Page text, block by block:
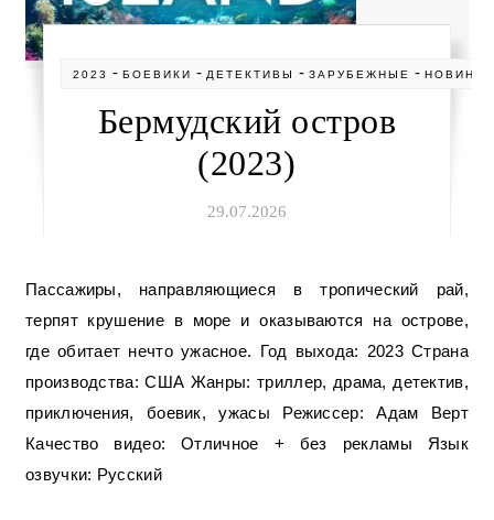
2023 -БОЕВИКИ - ДЕТЕКТИВЫ -ЗАРУБЕЖНЫЕ -НОВИНКИ
Бермудский остров
(2023)
29.07.2026
Пассажиры, направляющиеся в тропический рай,
терпят крушение в море и оказываются на острове,
где обитает нечто ужасное. Год выхода: 2023 Страна
производства: США Жанры: триллер, драма, детектив,
приключения, боевик, ужасы Режиссер: Адам Верт
Качество видео: Отличное + без рекламы Язык
озвучки: Русский